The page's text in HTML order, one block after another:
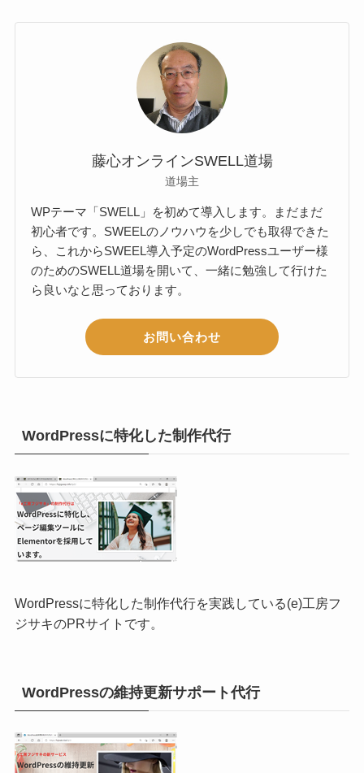
藤心オンラインSWELL道場
道場主
WPテーマ「SWELL」を初めて導入します。まだまだ
初心者です。SWEELのノウハウを少しでも取得できた
ら、これからSWEEL導入予定のWordPressユーザー様
のためのSWELL道場を開いて、一緒に勉強して行けた
ら良いなと思っております。
お問い合わせ
WordPressに特化した制作代行
WordPressに特化した制作代行を実践している(e)工房フ
ジサキのPRサイトです。
WordPressの維持更新サポート代行